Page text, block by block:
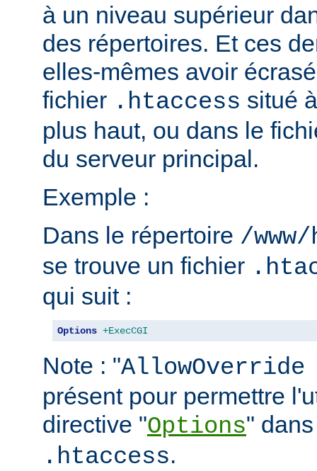
à un niveau supérieur
des répertoires. Et ces
elles-mêmes avoir
fichier .htaccess situé
plus haut, ou dans le
du serveur principal.
Exemple :
Dans le répertoire /
se trouve un fichier
qui suit :
Options +ExecCGI
Note : "AllowOverride
présent pour permettre
directive "Options"
.htaccess.